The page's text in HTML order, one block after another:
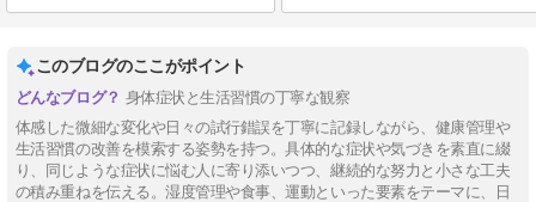
このブログのここがポイント
身体症状と生活習慣の丁寧な観察
体感した微細な変化や日々の試行錯誤を丁寧に記録しながら、健康管理や
生活習慣の改善を模索する姿勢を持つ。具体的な症状や気づきを素直に綴
り、同じような症状に悩む人に寄り添いつつ、継続的な努力と小さな工夫
の積み重ねを伝える。湿度管理や食事、運動といった要素をテーマに、日